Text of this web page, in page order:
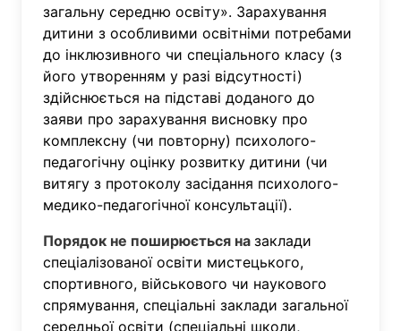
загальну середню освіту». Зарахування
дитини з особливими освітніми потребами
до інклюзивного чи спеціального класу (з
його утворенням у разі відсутності)
здійснюється на підставі доданого до
заяви про зарахування висновку про
комплексну (чи повторну) психолого-
педагогічну оцінку розвитку дитини (чи
витягу з протоколу засідання психолого-
медико-педагогічної консультації).
Порядок не поширюється на заклади
спеціалізованої освіти мистецького,
спортивного, військового чи наукового
спрямування, спеціальні заклади загальної
середньої освіти (спеціальні школи,